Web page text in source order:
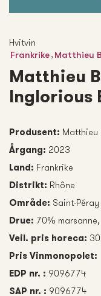
Hvitvin
Frankrike, Matthieu
Matthieu
Inglorious
Produsent: Matthieu
Årgang: 2023
Land: Frankrike
Distrikt: Rhône
Område: Saint-Péray
Drue: 70%
Veil. pris horeca:
Pris Vinmonopolet:
EDP nr. : 9096774
SAP nr. : 9096774